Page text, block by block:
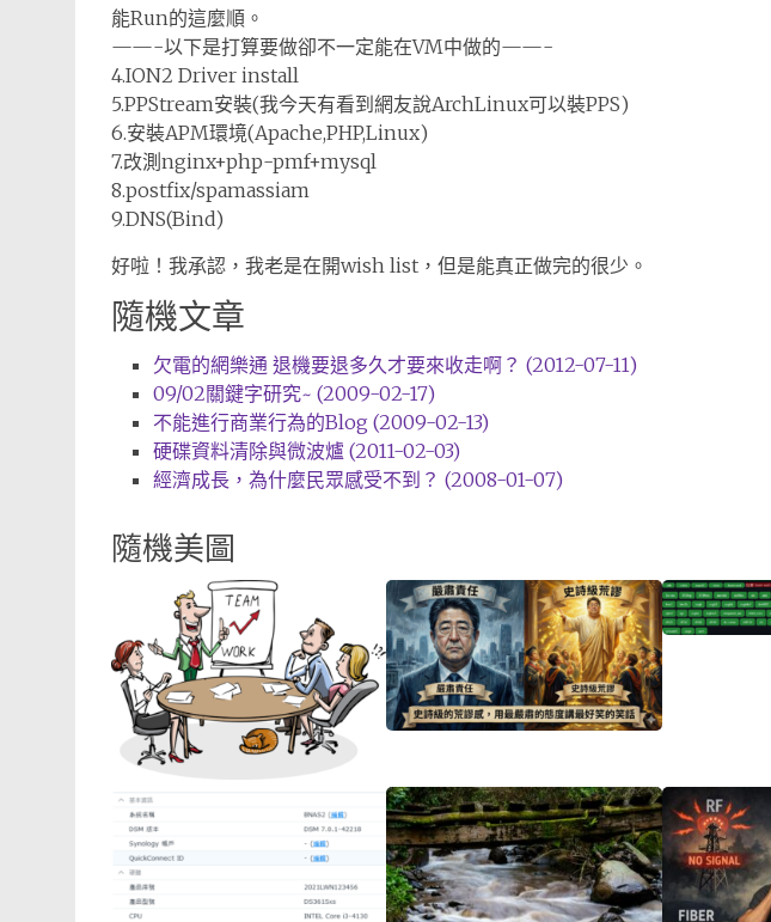
能Run的這麼順。
——-以下是打算要做卻不一定能在VM中做的——-
4.ION2 Driver install
5.PPStream安裝(我今天有看到網友說ArchLinux可以裝PPS)
6.安裝APM環境(Apache,PHP,Linux)
7.改測nginx+php-pmf+mysql
8.postfix/spamassiam
9.DNS(Bind)
好啦！我承認，我老是在開wish list，但是能真正做完的很少。
隨機文章
欠電的網樂通 退機要退多久才要來收走啊？ (2012-07-11)
09/02關鍵字研究~ (2009-02-17)
不能進行商業行為的Blog (2009-02-13)
硬碟資料清除與微波爐 (2011-02-03)
經濟成長，為什麼民眾感受不到？ (2008-01-07)
隨機美圖